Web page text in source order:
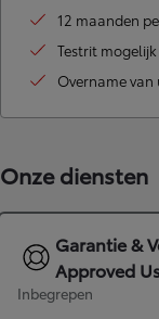
12 maanden
Testrit
Overname
Onze diensten
Garantie &
Approved
Inbegrepen